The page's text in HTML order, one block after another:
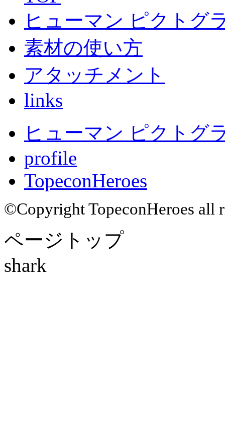
ヒューマン ピクトグ
素材の使い方
アタッチメント
links
ヒューマン ピクトグ
profile
TopeconHeroes
©Copyright TopeconHeroes all
ページトップ
shark